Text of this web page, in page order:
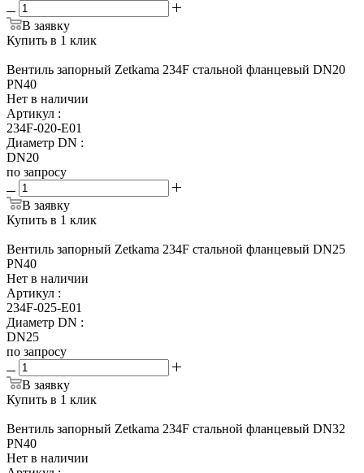
В заявку
Купить в 1 клик
Вентиль запорный Zetkama 234F стальной фланцевый DN20
PN40
Нет в наличии
Артикул :
234F-020-E01
Диаметр DN :
DN20
по запросу
В заявку
Купить в 1 клик
Вентиль запорный Zetkama 234F стальной фланцевый DN25
PN40
Нет в наличии
Артикул :
234F-025-E01
Диаметр DN :
DN25
по запросу
В заявку
Купить в 1 клик
Вентиль запорный Zetkama 234F стальной фланцевый DN32
PN40
Нет в наличии